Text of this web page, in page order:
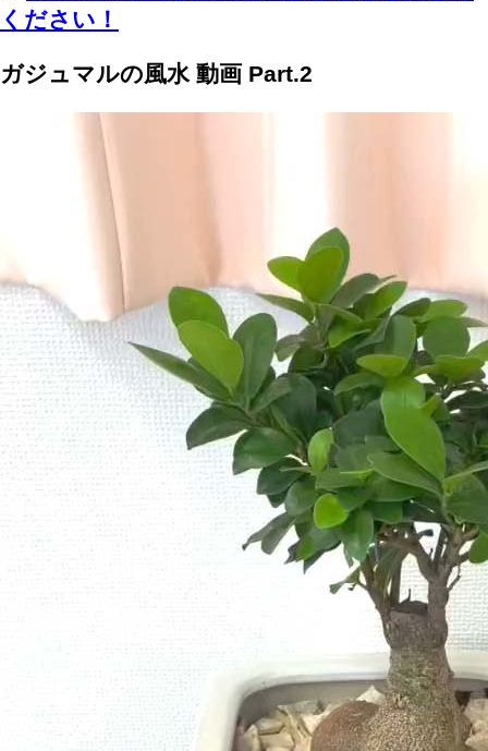
ください！
ガジュマルの風水 動画 Part.2